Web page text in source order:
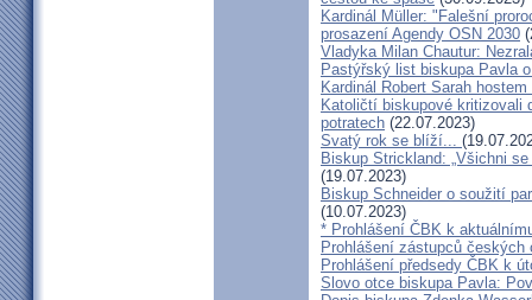
Kardinál Müller: "Falešní
prosazení Agendy OSN 2030
Vladyka Milan Chautur:
Pastýřský list biskupa Pavla
Kardinál Robert Sarah
Katoličtí biskupové kritizovali
potratech (22.07.2023)
Svatý rok se blíží...
Biskup Strickland: „Všichni
(19.07.2023)
Biskup Schneider o soužití
(10.07.2023)
* Prohlášení ČBK k
Prohlášení zástupců
Prohlášení předsedy ČBK k
Slovo otce biskupa Pavla: